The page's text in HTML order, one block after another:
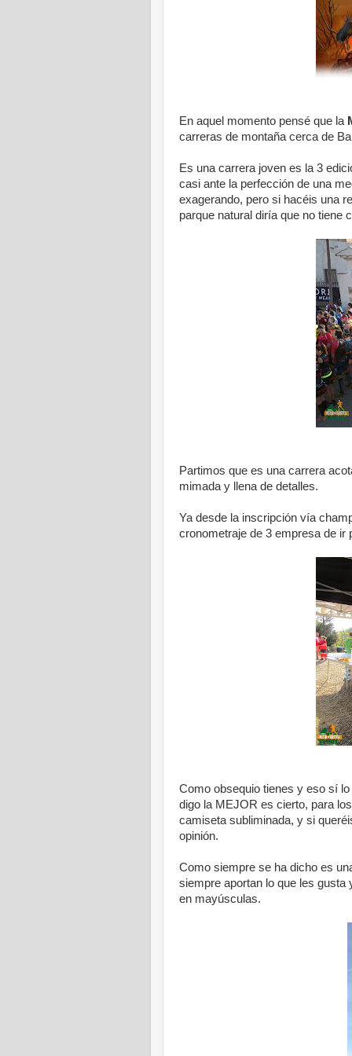
En aquel momento pensé que la
carreras de montaña cerca de
Es una carrera joven es la 3
casi ante la perfección de una
exagerando, pero si hacéis una
parque natural diría que no tiene
Partimos que es una carrera
mimada y llena de detalles.
Ya desde la inscripción vía
cronometraje de 3 empresa de ir
Como obsequio tienes y eso sí
digo la MEJOR es cierto, para
camiseta subliminada, y si
opinión.
Como siempre se ha dicho es
siempre aportan lo que les gusta
en mayúsculas.